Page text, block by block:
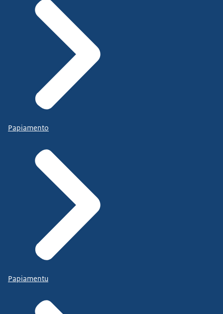
Papiamento
Papiamentu